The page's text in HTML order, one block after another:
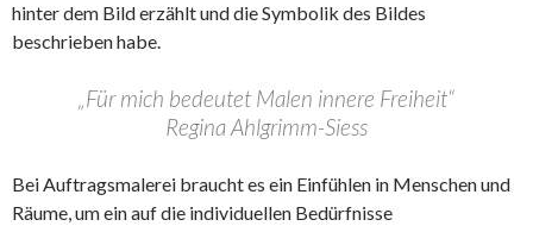
hinter dem Bild erzählt und die Symbolik des Bildes
beschrieben habe.
„Für mich bedeutet Malen innere Freiheit“
Regina Ahlgrimm-Siess
Bei Auftragsmalerei braucht es ein Einfühlen in Menschen und
Räume, um ein auf die individuellen Bedürfnisse